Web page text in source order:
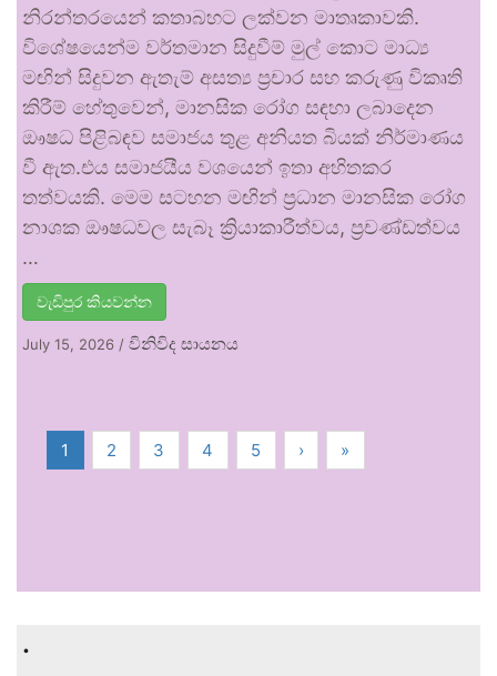
නිරන්තරයෙන් කතාබහට ලක්වන මාතෘකාවකි.
විශේෂයෙන්ම වර්තමාන සිදුවීම් මුල් කොට මාධ්‍ය
මඟින් සිදුවන ඇතැම් අසත්‍ය ප්‍රචාර සහ කරුණු විකෘති
කිරීම් හේතුවෙන්, මානසික රෝග සඳහා ලබාදෙන
ඖෂධ පිළිබඳව සමාජය තුළ අනියත බියක් නිර්මාණය
වී ඇත.එය සමාජයීය වශයෙන් ඉතා අහිතකර
තත්වයකි. මෙම සටහන මඟින් ප්‍රධාන මානසික රෝග
නාශක ඖෂධවල සැබෑ ක්‍රියාකාරීත්වය, ප්‍රචණ්ඩත්වය
…
වැඩිපුර කියවන්න
July 15, 2026 / විනිවිද සායනය
1 2 3 4 5 › »
.